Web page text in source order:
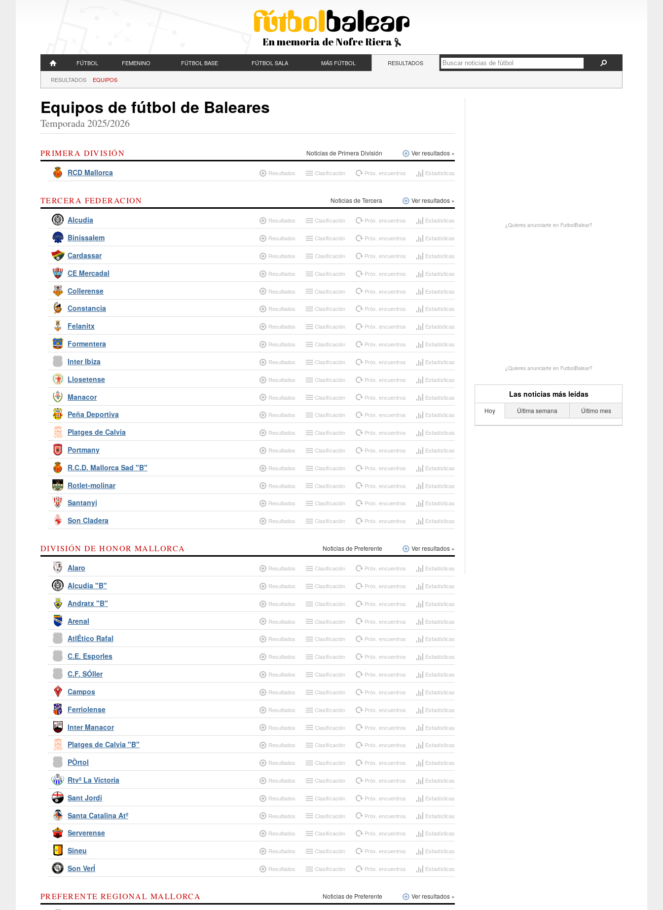
En memoria de Nofre Riera
FÚTBOL FEMENINO FÚTBOL BASE FÚTBOL SALA MÁS FÚTBOL RESULTADOS
RESULTADOS EQUIPOS
Equipos de fútbol de Baleares
Temporada 2025/2026
Ver resultados »
Noticias de Primera División
PRIMERA DIVISIÓN
Estadísticas
Próx. encuentros
Clasificación
Resultados
RCD Mallorca
Ver resultados »
Noticias de Tercera
TERCERA FEDERACION
Estadísticas
Próx. encuentros
Clasificación
Resultados
Alcudia
Estadísticas
Próx. encuentros
Clasificación
Resultados
Binissalem
Estadísticas
Próx. encuentros
Clasificación
Resultados
Cardassar
Estadísticas
Próx. encuentros
Clasificación
Resultados
CE Mercadal
Estadísticas
Próx. encuentros
Clasificación
Resultados
Collerense
Estadísticas
Próx. encuentros
Clasificación
Resultados
Constancia
Estadísticas
Próx. encuentros
Clasificación
Resultados
Felanitx
Estadísticas
Próx. encuentros
Clasificación
Resultados
Formentera
Estadísticas
Próx. encuentros
Clasificación
Resultados
Inter Ibiza
Estadísticas
Próx. encuentros
Clasificación
Resultados
Llosetense
Estadísticas
Próx. encuentros
Clasificación
Resultados
Manacor
Estadísticas
Próx. encuentros
Clasificación
Resultados
Peña Deportiva
Estadísticas
Próx. encuentros
Clasificación
Resultados
Platges de Calvia
Estadísticas
Próx. encuentros
Clasificación
Resultados
Portmany
Estadísticas
Próx. encuentros
Clasificación
Resultados
R.C.D. Mallorca Sad "B"
Estadísticas
Próx. encuentros
Clasificación
Resultados
Rotlet-molinar
Estadísticas
Próx. encuentros
Clasificación
Resultados
Santanyi
Estadísticas
Próx. encuentros
Clasificación
Resultados
Son Cladera
Ver resultados »
Noticias de Preferente
DIVISIÓN DE HONOR MALLORCA
Estadísticas
Próx. encuentros
Clasificación
Resultados
Alaro
Estadísticas
Próx. encuentros
Clasificación
Resultados
Alcudia "B"
Estadísticas
Próx. encuentros
Clasificación
Resultados
Andratx "B"
Estadísticas
Próx. encuentros
Clasificación
Resultados
Arenal
Estadísticas
Próx. encuentros
Clasificación
Resultados
AtlÉtico Rafal
Estadísticas
Próx. encuentros
Clasificación
Resultados
C.E. Esporles
Estadísticas
Próx. encuentros
Clasificación
Resultados
C.F. SÓller
Estadísticas
Próx. encuentros
Clasificación
Resultados
Campos
Estadísticas
Próx. encuentros
Clasificación
Resultados
Ferriolense
Estadísticas
Próx. encuentros
Clasificación
Resultados
Inter Manacor
Estadísticas
Próx. encuentros
Clasificación
Resultados
Platges de Calvia "B"
Estadísticas
Próx. encuentros
Clasificación
Resultados
PÒrtol
Estadísticas
Próx. encuentros
Clasificación
Resultados
Rtvº La Victoria
Estadísticas
Próx. encuentros
Clasificación
Resultados
Sant Jordi
Estadísticas
Próx. encuentros
Clasificación
Resultados
Santa Catalina Atº
Estadísticas
Próx. encuentros
Clasificación
Resultados
Serverense
Estadísticas
Próx. encuentros
Clasificación
Resultados
Sineu
Estadísticas
Próx. encuentros
Clasificación
Resultados
Son VerÍ
Ver resultados »
Noticias de Preferente
PREFERENTE REGIONAL MALLORCA
¿Quieres anunciarte en FutbolBalear?
¿Quieres anunciarte en FutbolBalear?
Las noticias más leídas
Hoy Última semana Último mes